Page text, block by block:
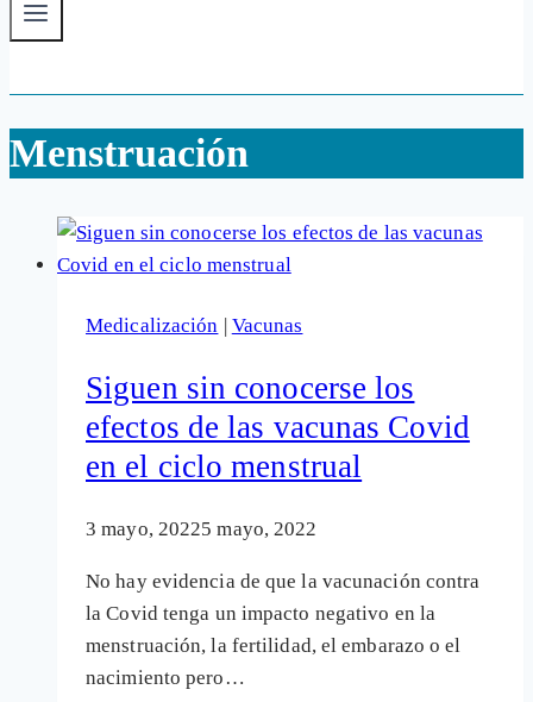
Menstruación
Medicalización Vacunas
Siguen sin conocerse los
efectos de las vacunas Covid
en el ciclo menstrual
3 mayo, 20225 mayo, 2022
No hay evidencia de que la vacunación contra
la Covid tenga un impacto negativo en la
menstruación, la fertilidad, el embarazo o el
nacimiento pero…